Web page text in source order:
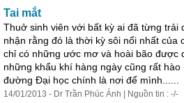
Tai mắt
Thuở sinh viên với bất kỳ ai đã từng trải
nhận rằng đó là thời kỳ sôi nổi nhất của
chỉ có những ước mơ và hoài bão được
những khẩu khí hàng ngày cũng rất
đường Đại học chính là nơi để mình......
14/01/2013 - Dr Trần Phúc Ánh | Nguồn tin : -/-